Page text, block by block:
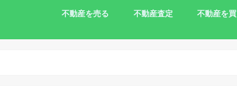
不動産を売る
家を売りたい
相続で売る
離婚で家を売る
住宅ローンの支払いで売る
土地を売りたい
農地の売却
負動産
不動産査定
一括査定サイト
不動産を買
農地を買う